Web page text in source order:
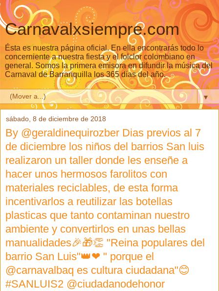
Carnavalxsiempre.com
Ésta es nuestra página oficial. En ella encontrarás todo lo
concerniente a nuestra fiesta y el folclor colombiano en
general. Somos la primera emisora en difundir la música del
Carnaval de Barranquilla los 365 días del año.
▼
sábado, 8 de diciembre de 2018
By @geraldinequirozber Dias previos al 7
de diciembre los niños del barrios San luis
realizaron un taller donde les enseñe a
hacer unos hermosos farolitos con
materiales reciclables, de esta forma
incentivarlos a reutilizar las botellas
plasticas que tanto contaminan nuestro
ambiente y convertirlos en unas bellas
manualidades🎉🎁👏 "Reina populares del
barrio San Luis"👑❤ " porque el
@carnavalbaq es cultura ciudadana"😊
#SANLUIS2 @ciudadanodehonor